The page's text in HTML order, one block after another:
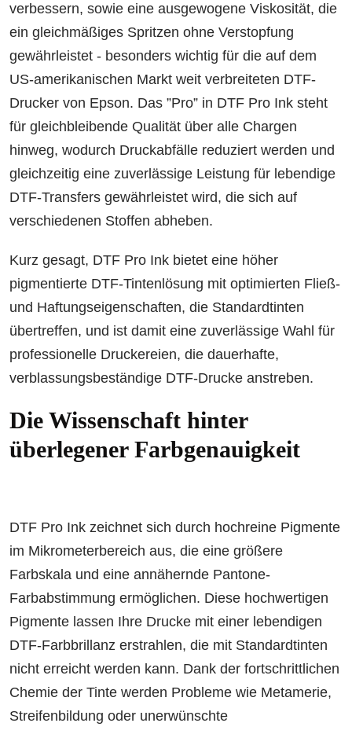
verbessern, sowie eine ausgewogene Viskosität, die
ein gleichmäßiges Spritzen ohne Verstopfung
gewährleistet - besonders wichtig für die auf dem
US-amerikanischen Markt weit verbreiteten DTF-
Drucker von Epson. Das ”Pro” in DTF Pro Ink steht
für gleichbleibende Qualität über alle Chargen
hinweg, wodurch Druckabfälle reduziert werden und
gleichzeitig eine zuverlässige Leistung für lebendige
DTF-Transfers gewährleistet wird, die sich auf
verschiedenen Stoffen abheben.
Kurz gesagt, DTF Pro Ink bietet eine höher
pigmentierte DTF-Tintenlösung mit optimierten Fließ-
und Haftungseigenschaften, die Standardtinten
übertreffen, und ist damit eine zuverlässige Wahl für
professionelle Druckereien, die dauerhafte,
verblassungsbeständige DTF-Drucke anstreben.
Die Wissenschaft hinter
überlegener Farbgenauigkeit
DTF Pro Ink zeichnet sich durch hochreine Pigmente
im Mikrometerbereich aus, die eine größere
Farbskala und eine annähernde Pantone-
Farbabstimmung ermöglichen. Diese hochwertigen
Pigmente lassen Ihre Drucke mit einer lebendigen
DTF-Farbbrillanz erstrahlen, die mit Standardtinten
nicht erreicht werden kann. Dank der fortschrittlichen
Chemie der Tinte werden Probleme wie Metamerie,
Streifenbildung oder unerwünschte